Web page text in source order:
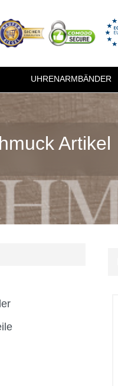
UHRENARMBÄNDER
Artikel